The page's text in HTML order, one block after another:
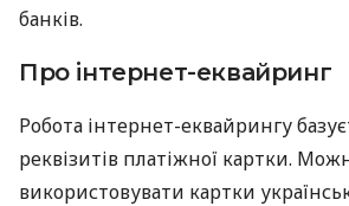
банків.
Про інтернет-еквайринг
Робота інтернет-еквайрингу
реквізитів платіжної картки.
використовувати картки